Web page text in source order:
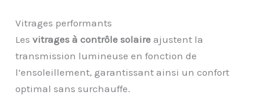
Vitrages performants
Lesvitrages à contrôle solaire ajustent la
transmission lumineuse en fonction de
l’ensoleillement, garantissant ainsi un confort
optimal sans surchauffe.